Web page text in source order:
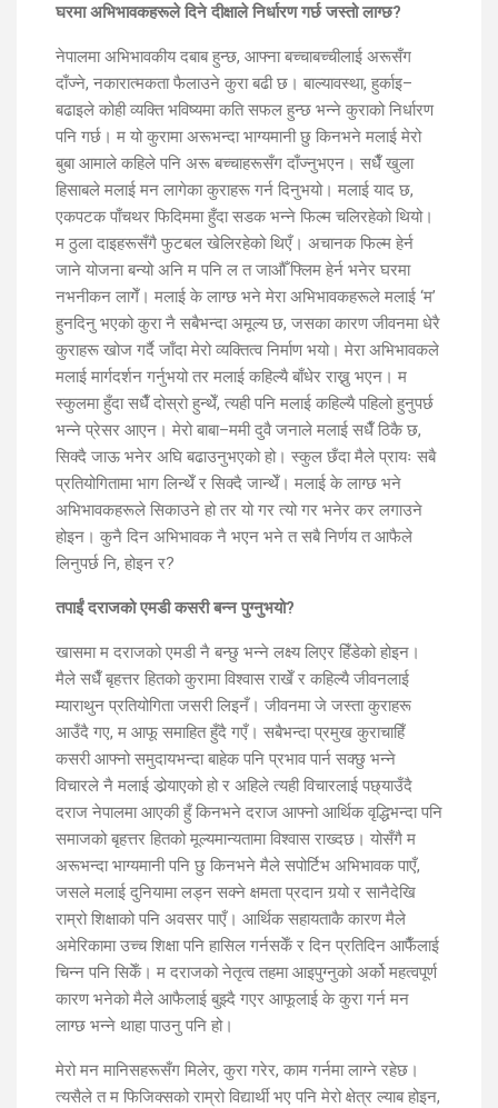
घरमा अभिभावकहरूले दिने दीक्षाले निर्धारण गर्छ जस्तो लाग्छ?
नेपालमा अभिभावकीय दबाब हुन्छ, आफ्ना बच्चाबच्चीलाई अरूसँग
दाँज्ने, नकारात्मकता फैलाउने कुरा बढी छ। बाल्यावस्था, हुर्काइ–
बढाइले कोही व्यक्ति भविष्यमा कति सफल हुन्छ भन्ने कुराको निर्धारण
पनि गर्छ। म यो कुरामा अरूभन्दा भाग्यमानी छु किनभने मलाई मेरो
बुबा आमाले कहिले पनि अरू बच्चाहरूसँग दाँज्नुभएन। सधैँ खुला
हिसाबले मलाई मन लागेका कुराहरू गर्न दिनुभयो। मलाई याद छ,
एकपटक पाँचथर फिदिममा हुँदा सडक भन्ने फिल्म चलिरहेको थियो।
म ठुला दाइहरूसँगै फुटबल खेलिरहेको थिएँ। अचानक फिल्म हेर्न
जाने योजना बन्यो अनि म पनि ल त जाऔँ फ्लिम हेर्न भनेर घरमा
नभनीकन लागेँ। मलाई के लाग्छ भने मेरा अभिभावकहरूले मलाई ‘म’
हुनदिनु भएको कुरा नै सबैभन्दा अमूल्य छ, जसका कारण जीवनमा धेरै
कुराहरू खोज गर्दै जाँदा मेरो व्यक्तित्व निर्माण भयो। मेरा अभिभावकले
मलाई मार्गदर्शन गर्नुभयो तर मलाई कहिल्यै बाँधेर राख्नु भएन। म
स्कुलमा हुँदा सधैँ दोस्रो हुन्थेँ, त्यही पनि मलाई कहिल्यै पहिलो हुनुपर्छ
भन्ने प्रेसर आएन। मेरो बाबा–ममी दुवै जनाले मलाई सधैँ ठिकै छ,
सिक्दै जाऊ भनेर अघि बढाउनुभएको हो। स्कुल छँदा मैले प्रायः सबै
प्रतियोगितामा भाग लिन्थेँ र सिक्दै जान्थेँ। मलाई के लाग्छ भने
अभिभावकहरूले सिकाउने हो तर यो गर त्यो गर भनेर कर लगाउने
होइन। कुनै दिन अभिभावक नै भएन भने त सबै निर्णय त आफैले
लिनुपर्छ नि, होइन र?
तपाईं दराजको एमडी कसरी बन्न पुग्नुभयो?
खासमा म दराजको एमडी नै बन्छु भन्ने लक्ष्य लिएर हिँडेको होइन।
मैले सधैँ बृहत्तर हितको कुरामा विश्वास राखेँ र कहिल्यै जीवनलाई
म्याराथुन प्रतियोगिता जसरी लिइनँ। जीवनमा जे जस्ता कुराहरू
आउँदै गए, म आफू समाहित हुँदै गएँ। सबैभन्दा प्रमुख कुराचाहिँ
कसरी आफ्नो समुदायभन्दा बाहेक पनि प्रभाव पार्न सक्छु भन्ने
विचारले नै मलाई डोर्‍याएको हो र अहिले त्यही विचारलाई पछ्याउँदै
दराज नेपालमा आएकी हुँ किनभने दराज आफ्नो आर्थिक वृद्धिभन्दा पनि
समाजको बृहत्तर हितको मूल्यमान्यतामा विश्वास राख्दछ। योसँगै म
अरूभन्दा भाग्यमानी पनि छु किनभने मैले सपोर्टिभ अभिभावक पाएँ,
जसले मलाई दुनियामा लड्न सक्ने क्षमता प्रदान गर्‍यो र सानैदेखि
राम्रो शिक्षाको पनि अवसर पाएँ। आर्थिक सहायताकै कारण मैले
अमेरिकामा उच्च शिक्षा पनि हासिल गर्नसकेँ र दिन प्रतिदिन आफैँलाई
चिन्न पनि सिकेँ। म दराजको नेतृत्व तहमा आइपुग्नुको अर्को महत्वपूर्ण
कारण भनेको मैले आफैलाई बुझ्दै गएर आफूलाई के कुरा गर्न मन
लाग्छ भन्ने थाहा पाउनु पनि हो।
मेरो मन मानिसहरूसँग मिलेर, कुरा गरेर, काम गर्नमा लाग्ने रहेछ।
त्यसैले त म फिजिक्सको राम्रो विद्यार्थी भए पनि मेरो क्षेत्र ल्याब होइन,